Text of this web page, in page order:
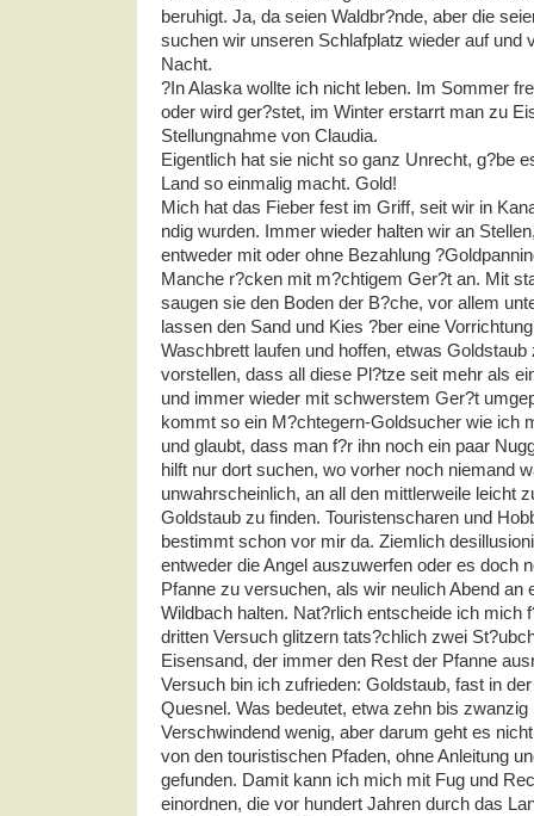
beruhigt. Ja, da seien Waldbr?nde, aber die
suchen wir unseren Schlafplatz wieder auf und
Nacht.
?In Alaska wollte ich nicht leben. Im Sommer
oder wird ger?stet, im Winter erstarrt man zu
Stellungnahme von Claudia.
Eigentlich hat sie nicht so ganz Unrecht, g?be
Land so einmalig macht. Gold!
Mich hat das Fieber fest im Griff, seit wir in
ndig wurden. Immer wieder halten wir an
entweder mit oder ohne Bezahlung
Manche r?cken mit m?chtigem Ger?t an. Mit
saugen sie den Boden der B?che, vor allem
lassen den Sand und Kies ?ber eine
Waschbrett laufen und hoffen, etwas
vorstellen, dass all diese Pl?tze seit mehr als
und immer wieder mit schwerstem Ger?t
kommt so ein M?chtegern-Goldsucher wie ich
und glaubt, dass man f?r ihn noch ein paar
hilft nur dort suchen, wo vorher noch niemand
unwahrscheinlich, an all den mittlerweile leicht
Goldstaub zu finden. Touristenscharen und
bestimmt schon vor mir da. Ziemlich
entweder die Angel auszuwerfen oder es doch
Pfanne zu versuchen, als wir neulich Abend an
Wildbach halten. Nat?rlich entscheide ich mich
dritten Versuch glitzern tats?chlich zwei
Eisensand, der immer den Rest der Pfanne
Versuch bin ich zufrieden: Goldstaub, fast in
Quesnel. Was bedeutet, etwa zehn bis
Verschwindend wenig, aber darum geht es
von den touristischen Pfaden, ohne Anleitung
gefunden. Damit kann ich mich mit Fug und
einordnen, die vor hundert Jahren durch das